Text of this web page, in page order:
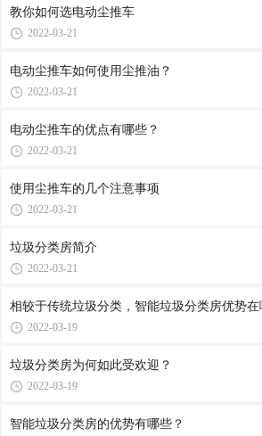
教你如何选电动尘推车
2022-03-21
电动尘推车如何使用尘推油？
2022-03-21
电动尘推车的优点有哪些？
2022-03-21
使用尘推车的几个注意事项
2022-03-21
垃圾分类房简介
2022-03-21
相较于传统垃圾分类，智能垃圾分类房优势在
2022-03-19
垃圾分类房为何如此受欢迎？
2022-03-19
智能垃圾分类房的优势有哪些？